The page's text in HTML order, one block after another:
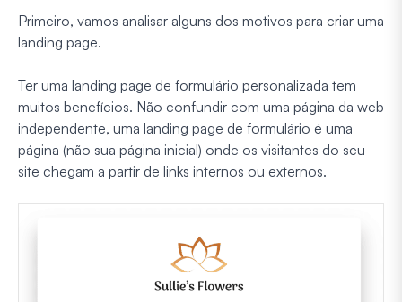
Primeiro, vamos analisar alguns dos motivos para criar uma
landing page.
Ter uma landing page de formulário personalizada tem
muitos benefícios. Não confundir com uma página da web
independente, uma landing page de formulário é uma
página (não sua página inicial) onde os visitantes do seu
site chegam a partir de links internos ou externos.